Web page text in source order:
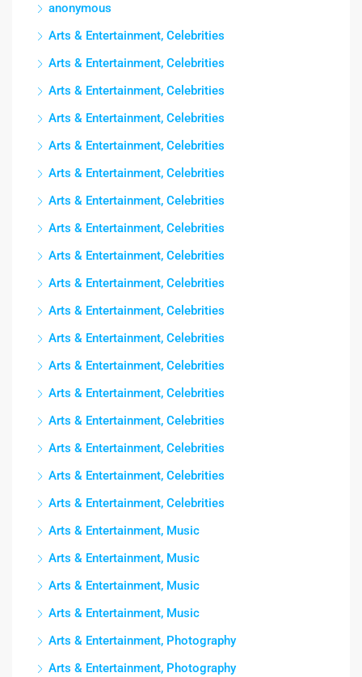
anonymous
Arts & Entertainment, Celebrities
Arts & Entertainment, Celebrities
Arts & Entertainment, Celebrities
Arts & Entertainment, Celebrities
Arts & Entertainment, Celebrities
Arts & Entertainment, Celebrities
Arts & Entertainment, Celebrities
Arts & Entertainment, Celebrities
Arts & Entertainment, Celebrities
Arts & Entertainment, Celebrities
Arts & Entertainment, Celebrities
Arts & Entertainment, Celebrities
Arts & Entertainment, Celebrities
Arts & Entertainment, Celebrities
Arts & Entertainment, Celebrities
Arts & Entertainment, Celebrities
Arts & Entertainment, Celebrities
Arts & Entertainment, Celebrities
Arts & Entertainment, Music
Arts & Entertainment, Music
Arts & Entertainment, Music
Arts & Entertainment, Music
Arts & Entertainment, Photography
Arts & Entertainment, Photography